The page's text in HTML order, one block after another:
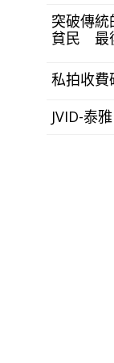
突破傳
貧民 最
私拍收
JVID-泰